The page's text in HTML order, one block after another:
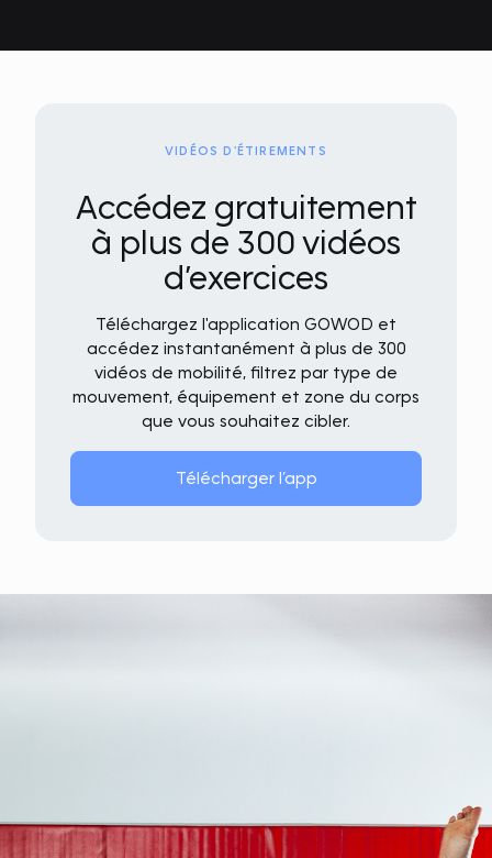
VIDÉOS D'ÉTIREMENTS
Accédez gratuitement
à plus de 300 vidéos
d’exercices
Téléchargez l'application GOWOD et
accédez instantanément à plus de 300
vidéos de mobilité, filtrez par type de
mouvement, équipement et zone du corps
que vous souhaitez cibler.
Télécharger l’app